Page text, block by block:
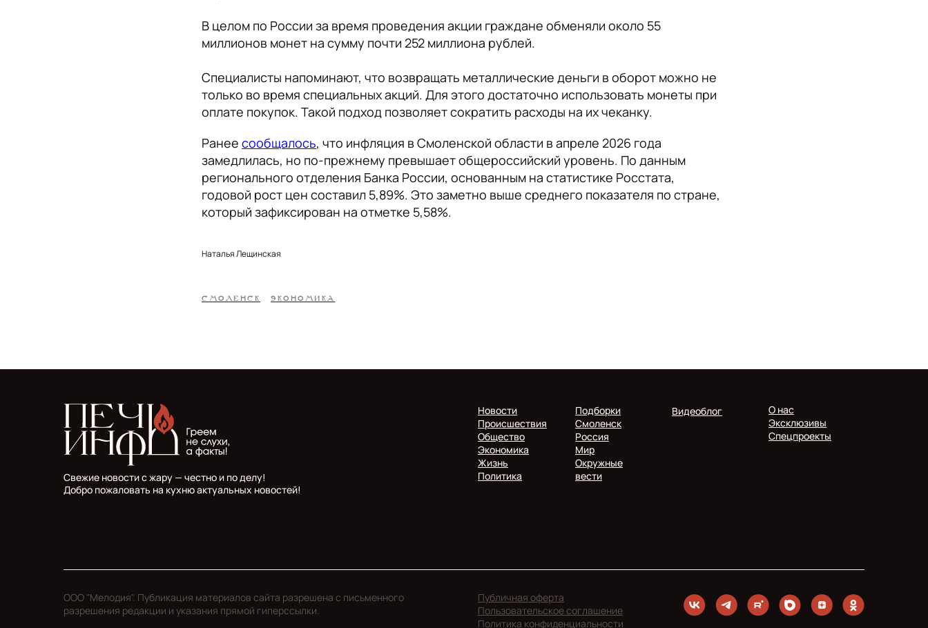
В целом по России за время проведения акции граждане обменяли около 55
миллионов монет на сумму почти 252 миллиона рублей.
Специалисты напоминают, что возвращать металлические деньги в оборот можно не
только во время специальных акций. Для этого достаточно использовать монеты при
оплате покупок. Такой подход позволяет сократить расходы на их чеканку.
Ранее сообщалось, что инфляция в Смоленской области в апреле 2026 года
замедлилась, но по-прежнему превышает общероссийский уровень. По данным
регионального отделения Банка России, основанным на статистике Росстата,
годовой рост цен составил 5,89%. Это заметно выше среднего показателя по стране,
который зафиксирован на отметке 5,58%.
Наталья Лещинская
СМОЛЕНСК ЭКОНОМИКА
Свежие новости с жару — честно и по делу!
Добро пожаловать на кухню актуальных новостей!
Новости
Происшествия
Общество
Экономика
Жизнь
Политика
Подборки
Смоленск
Россия
Мир
Окружные
вести
Видеоблог
О нас
Эксклюзивы
Спецпроекты
ООО "Мелодия". Публикация материалов сайта разрешена с письменного
разрешения редакции и указания прямой гиперссылки.
Публичная оферта
Пользовательское соглашение
Политика конфиденциальности